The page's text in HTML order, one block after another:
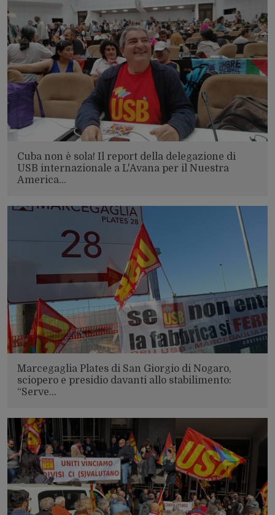
Cuba non è sola! Il report della delegazione di
USB internazionale a L'Avana per il Nuestra
America…
Marcegaglia Plates di San Giorgio di Nogaro,
sciopero e presidio davanti allo stabilimento:
“Serve…